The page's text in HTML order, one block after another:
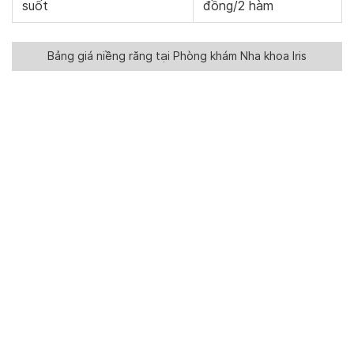
suốt đồng/2 hàm
Bảng giá niềng răng tại Phòng khám Nha khoa Iris